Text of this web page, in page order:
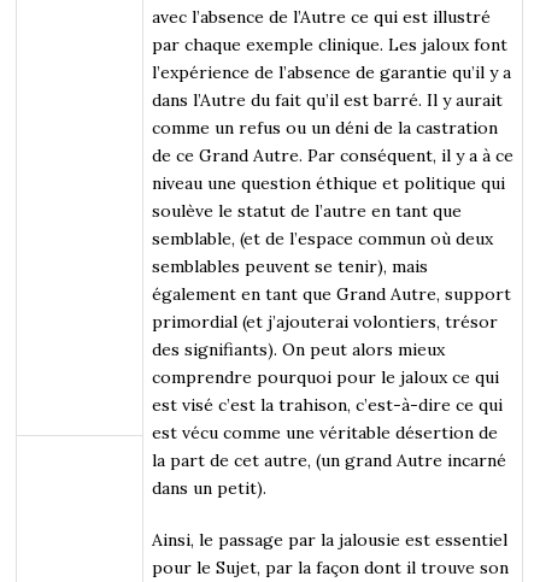
avec l’absence de l’Autre ce qui est illustré
par chaque exemple clinique. Les jaloux font
l’expérience de l’absence de garantie qu’il y a
dans l’Autre du fait qu’il est barré. Il y aurait
comme un refus ou un déni de la castration
de ce Grand Autre. Par conséquent, il y a à ce
niveau une question éthique et politique qui
soulève le statut de l’autre en tant que
semblable, (et de l’espace commun où deux
semblables peuvent se tenir), mais
également en tant que Grand Autre, support
primordial (et j’ajouterai volontiers, trésor
des signifiants). On peut alors mieux
comprendre pourquoi pour le jaloux ce qui
est visé c’est la trahison, c’est-à-dire ce qui
est vécu comme une véritable désertion de
la part de cet autre, (un grand Autre incarné
dans un petit).
Ainsi, le passage par la jalousie est essentiel
pour le Sujet, par la façon dont il trouve son